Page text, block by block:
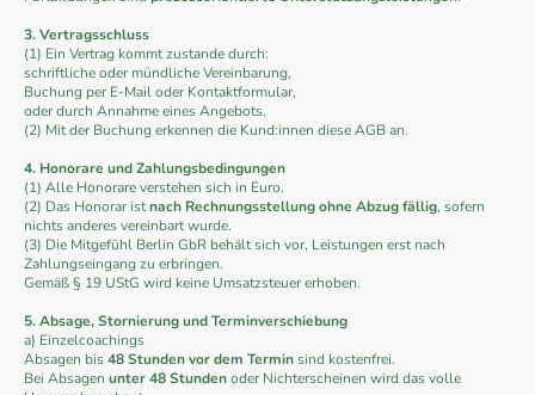
3. Vertragsschluss
(1) Ein Vertrag kommt zustande durch:
schriftliche oder mündliche Vereinbarung,
Buchung per E-Mail oder Kontaktformular,
oder durch Annahme eines Angebots.
(2) Mit der Buchung erkennen die Kund:innen diese AGB an.
4. Honorare und Zahlungsbedingungen
(1) Alle Honorare verstehen sich in Euro.
(2) Das Honorar istnach Rechnungsstellung ohne Abzug fällig, sofern
nichts anderes vereinbart wurde.
(3) Die Mitgefühl Berlin GbR behält sich vor, Leistungen erst nach
Zahlungseingang zu erbringen.
Gemäß § 19 UStG wird keine Umsatzsteuer erhoben.
5. Absage, Stornierung und Terminverschiebung
a) Einzelcoachings
Absagen bis48 Stunden vor dem Terminsind kostenfrei.
Bei Absagen unter 48 Stundenoder Nichterscheinen wird das volle